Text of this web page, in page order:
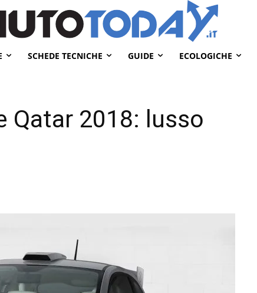
SCHEDE TECNICHE GUIDE ECOLOGICHE
Qatar 2018: lusso